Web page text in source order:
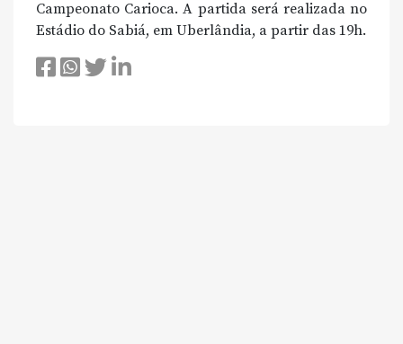
Campeonato Carioca. A partida será realizada no
Estádio do Sabiá, em Uberlândia, a partir das 19h.